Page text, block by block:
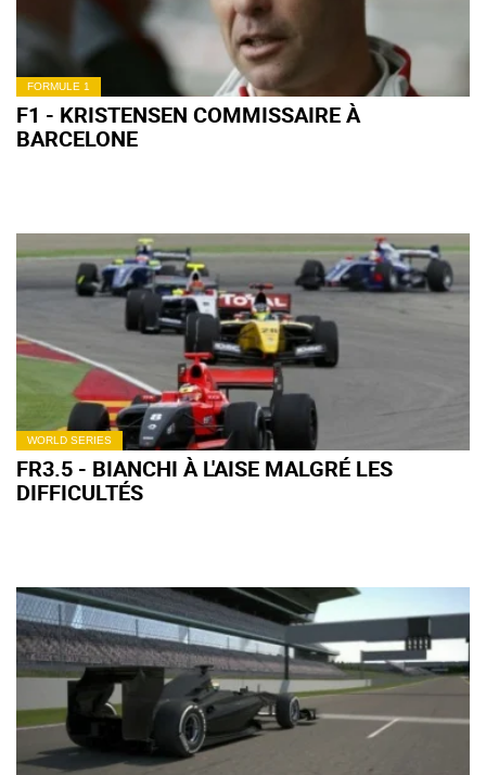
FORMULE 1
F1 - KRISTENSEN COMMISSAIRE À
BARCELONE
WORLD SERIES
FR3.5 - BIANCHI À L'AISE MALGRÉ LES
DIFFICULTÉS